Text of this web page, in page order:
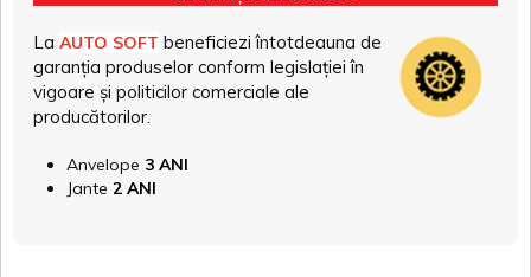
La AUTO SOFT beneficiezi întotdeauna de
garanția produselor conform legislației în
vigoare și politicilor comerciale ale
producătorilor.
Anvelope 3 ANI
Jante 2 ANI